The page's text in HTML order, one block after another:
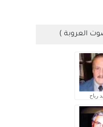
العروبة )
رباح